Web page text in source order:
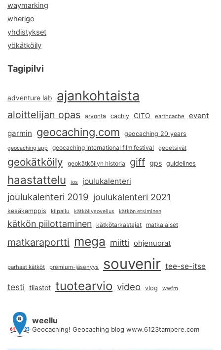
waymarking
wherigo
yhdistykset
yökätköily
Tagipilvi
adventure lab ajankohtaista
aloittelijan opas arvonta cachly CITO earthcache event
garmin geocaching.com geocaching 20 years
geocaching app geocaching international film festival geoetsivät
geokätköily geokätköilyn historia giff gps guidelines
haastattelu ios joulukalenteri
joulukalenteri 2019 joulukalenteri 2021
kesäkamppis kilpailu kätköilysovellus kätkön etsiminen
kätkön piilottaminen kätkötarkastajat matkalaiset
matkaraportti mega miitti ohjenuorat
parhaat kätköt premium-jäsenyys souvenir tee-se-itse
testi tilastot tuotearvio video vlog wwfm
weellu
Geocaching! Geocaching blog www.6123tampere.com